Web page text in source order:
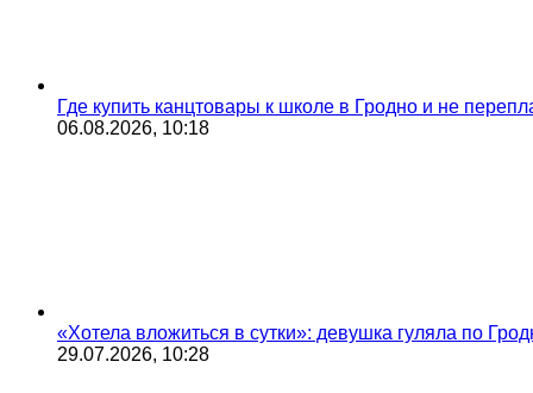
Где купить канцтовары к школе в Гродно и не
06.08.2026, 10:18
«Хотела вложиться в сутки»: девушка гуляла по
29.07.2026, 10:28